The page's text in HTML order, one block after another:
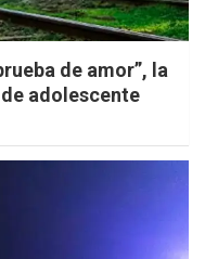
de amor”, la
adolescente